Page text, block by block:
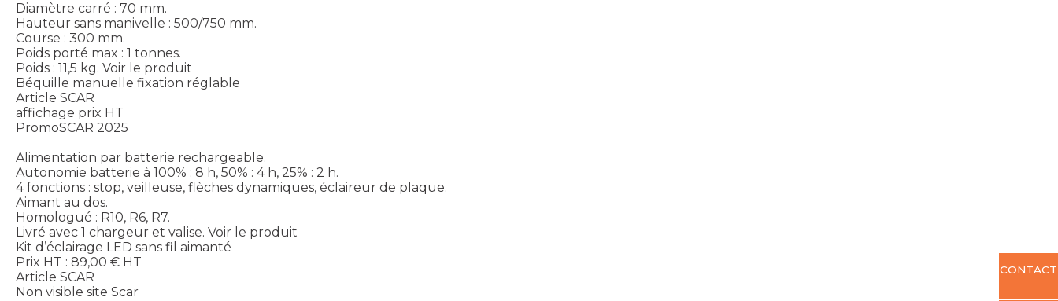
Diamètre carré : 70 mm.
Hauteur sans manivelle : 500/750 mm.
Course : 300 mm.
Poids porté max : 1 tonnes.
Poids : 11,5 kg. Voir le produit
Béquille manuelle fixation réglable
Article SCAR
affichage prix HT
PromoSCAR 2025
Alimentation par batterie rechargeable.
Autonomie batterie à 100% : 8 h, 50% : 4 h, 25% : 2 h.
4 fonctions : stop, veilleuse, flèches dynamiques, éclaireur de plaque.
Aimant au dos.
Homologué : R10, R6, R7.
Livré avec 1 chargeur et valise. Voir le produit
Kit d’éclairage LED sans fil aimanté
Prix HT : 89,00 € HT
Article SCAR
Non visible site Scar
CONTACT